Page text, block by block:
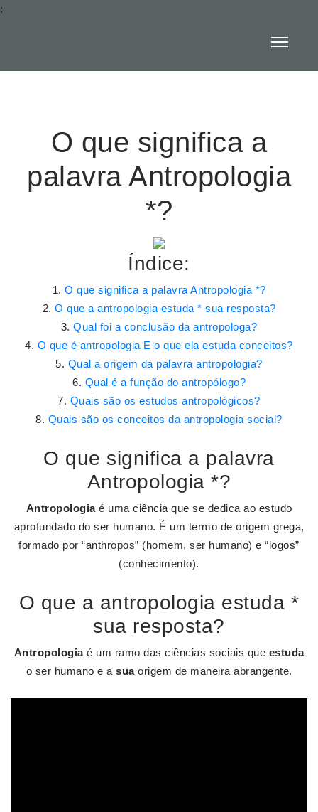
:
O que significa a
palavra Antropologia
*?
Índice:
O que significa a palavra Antropologia *?
O que a antropologia estuda * sua resposta?
Qual foi a conclusão da antropologa?
O que é antropologia E o que ela estuda conceitos?
Qual a origem da palavra antropologia?
Qual é a função do antropólogo?
Quais são os estudos antropológicos?
Quais são os conceitos da antropologia social?
O que significa a palavra
Antropologia *?
Antropologiaé uma ciência que se dedica ao estudo
aprofundado do ser humano. É um termo de origem grega,
formado por “anthropos” (homem, ser humano) e “logos”
(conhecimento).
O que a antropologia estuda *
sua resposta?
Antropologiaé um ramo das ciências sociais que estuda
o ser humano e a suaorigem de maneira abrangente.